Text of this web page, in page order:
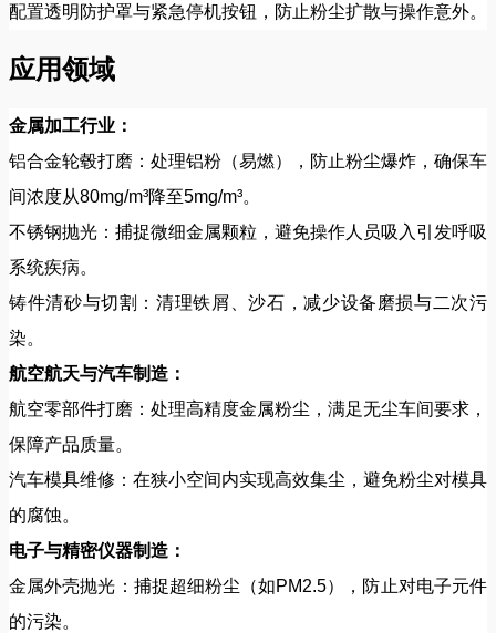
配置透明防护罩与紧急停机按钮，防止粉尘扩散与操作意外。
应用领域
金属加工行业：
铝合金轮毂打磨：处理铝粉（易燃），防止粉尘爆炸，确保车
间浓度从80mg/m³降至5mg/m³。
不锈钢抛光：捕捉微细金属颗粒，避免操作人员吸入引发呼吸
系统疾病。
铸件清砂与切割：清理铁屑、沙石，减少设备磨损与二次污
染。
航空航天与汽车制造：
航空零部件打磨：处理高精度金属粉尘，满足无尘车间要求，
保障产品质量。
汽车模具维修：在狭小空间内实现高效集尘，避免粉尘对模具
的腐蚀。
电子与精密仪器制造：
金属外壳抛光：捕捉超细粉尘（如PM2.5），防止对电子元件
的污染。